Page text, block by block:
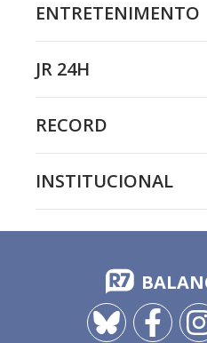
ENTRETENIMENTO
JR 24H
RECORD
INSTITUCIONAL